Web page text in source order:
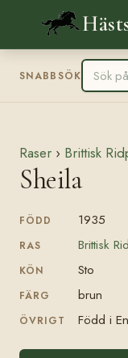
SNABBSÖK
Raser › Brittisk
Sheila
FÖDD 1935
RAS Brittisk
KÖN Sto
FÄRG brun
ÖVRIGT Född i